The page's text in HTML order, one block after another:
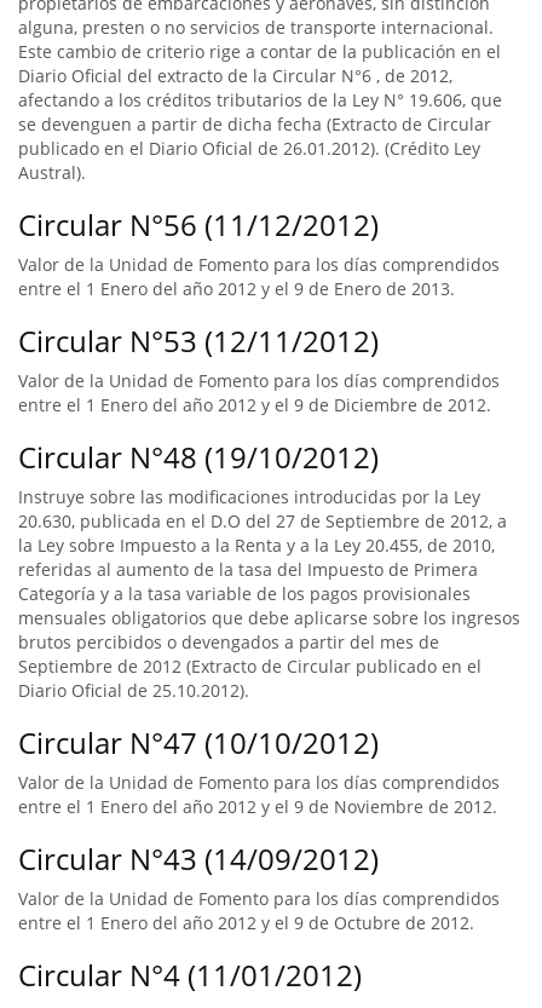
alguna, presten o no servicios de transporte internacional.
Este cambio de criterio rige a contar de la publicación en el
Diario Oficial del extracto de la Circular N°6 , de 2012,
afectando a los créditos tributarios de la Ley N° 19.606, que
se devenguen a partir de dicha fecha (Extracto de Circular
publicado en el Diario Oficial de 26.01.2012). (Crédito Ley
Austral).
Circular N°56 (11/12/2012)
Valor de la Unidad de Fomento para los días comprendidos
entre el 1 Enero del año 2012 y el 9 de Enero de 2013.
Circular N°53 (12/11/2012)
Valor de la Unidad de Fomento para los días comprendidos
entre el 1 Enero del año 2012 y el 9 de Diciembre de 2012.
Circular N°48 (19/10/2012)
Instruye sobre las modificaciones introducidas por la Ley
20.630, publicada en el D.O del 27 de Septiembre de 2012, a
la Ley sobre Impuesto a la Renta y a la Ley 20.455, de 2010,
referidas al aumento de la tasa del Impuesto de Primera
Categoría y a la tasa variable de los pagos provisionales
mensuales obligatorios que debe aplicarse sobre los ingresos
brutos percibidos o devengados a partir del mes de
Septiembre de 2012 (Extracto de Circular publicado en el
Diario Oficial de 25.10.2012).
Circular N°47 (10/10/2012)
Valor de la Unidad de Fomento para los días comprendidos
entre el 1 Enero del año 2012 y el 9 de Noviembre de 2012.
Circular N°43 (14/09/2012)
Valor de la Unidad de Fomento para los días comprendidos
entre el 1 Enero del año 2012 y el 9 de Octubre de 2012.
Circular N°4 (11/01/2012)